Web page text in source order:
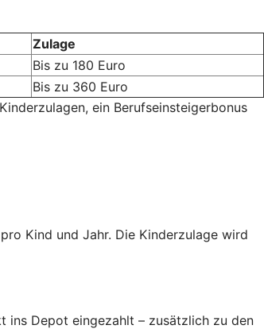
Zulage
Bis zu 180 Euro
Bis zu 360 Euro
ein Berufseinsteigerbonus
Kind und Jahr. Die Kinderzulage wird
ins Depot eingezahlt – zusätzlich zu den